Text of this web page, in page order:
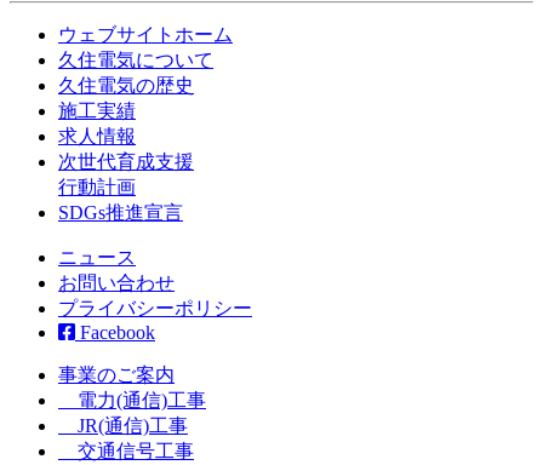
ウェブサイトホーム
久住電気について
久住電気の歴史
施工実績
求人情報
次世代育成支援
行動計画
SDGs推進宣言
ニュース
お問い合わせ
プライバシーポリシー
Facebook
事業のご案内
電力(通信)工事
JR(通信)工事
交通信号工事